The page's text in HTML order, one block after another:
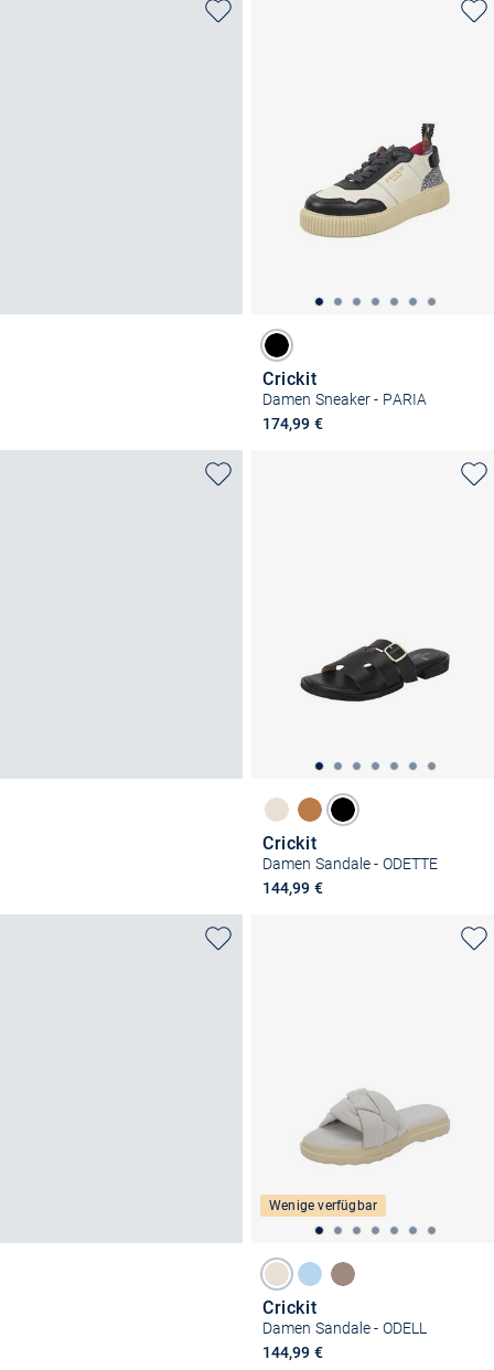
Crickit
Damen Sneaker - PARIA
174,99 €
Crickit
Damen Sandale - ODETTE
144,99 €
Wenige verfügbar
Crickit
Damen Sandale - ODELL
144,99 €